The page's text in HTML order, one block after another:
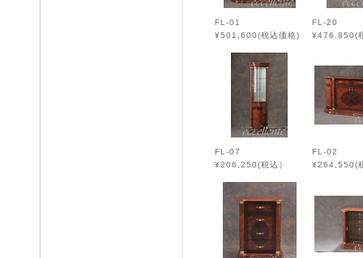
FL-01
¥501,600(税込価格)
FL-20
¥476,850(
FL-07
¥206,250(税込）
FL-02
¥264,550(